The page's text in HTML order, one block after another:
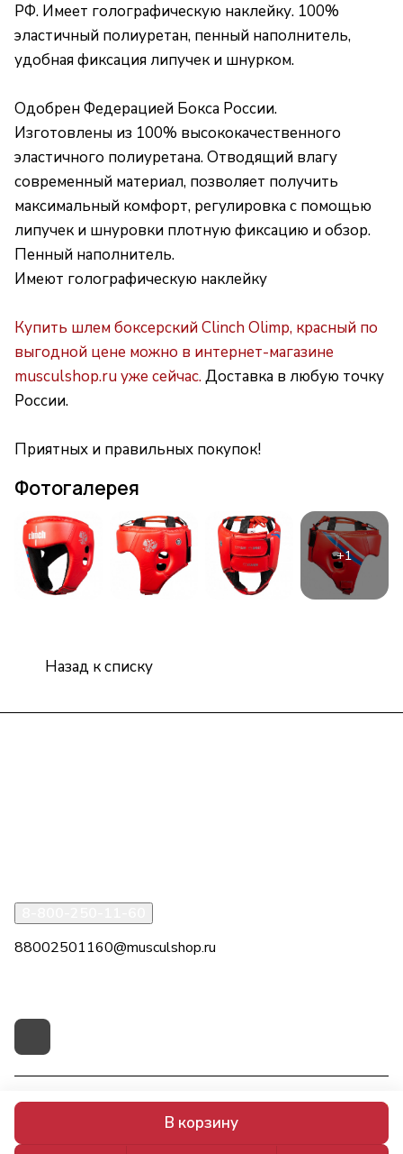
В корзину
РФ. Имеет голографическую наклейку. 100%
эластичный полиуретан, пенный наполнитель,
удобная фиксация липучек и шнурком.
Одобрен Федерацией Бокса России.
Изготовлены из 100% высококачественного
эластичного полиуретана. Отводящий влагу
современный материал, позволяет получить
максимальный комфорт, регулировка с помощью
липучек и шнуровки плотную фиксацию и обзор.
Пенный наполнитель.
Имеют голографическую наклейку
Купить шлем боксерский Clinch Olimp, красный по
выгодной цене можно в интернет-магазине
musculshop.ru уже сейчас.Доставка в любую точку
России.
Приятных и правильных покупок!
Фотогалерея
Назад к списку
88002501160@musculshop.ru